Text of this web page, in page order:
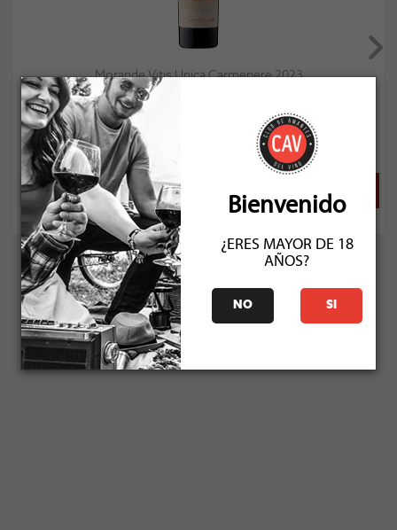
Morande Vitis Unica Carmenere 2023
Bienvenido
¿ERES MAYOR DE 18
AÑOS?
NO SI